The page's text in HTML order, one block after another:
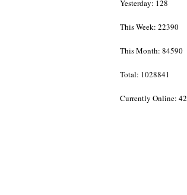
Yesterday: 128
This Week: 22390
This Month: 84590
Total: 1028841
Currently Online: 42